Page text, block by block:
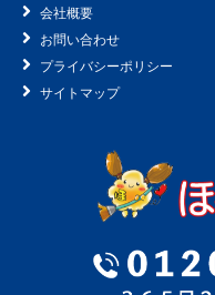
会社概要
お問い合わせ
プライバシーポリシー
サイトマップ